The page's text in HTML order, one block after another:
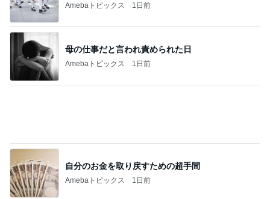
Amebaトピックス 1日前
母の仕事だと言われ責められた日
Amebaトピックス 1日前
自分のお金を取り戻すための超手間
Amebaトピックス 1日前